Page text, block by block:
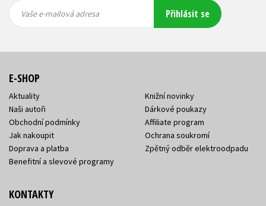
mailová
mailová
Vaše e-mailová adresa Přihlásit se
E-SHOP
Aktuality
Naši autoři
Obchodní podmínky
Jak nakoupit
Doprava a platba
Benefitní a slevové programy
Knižní novinky
Dárkové poukazy
Affiliate program
Ochrana soukromí
Zpětný odběr elektroodpadu
KONTAKTY